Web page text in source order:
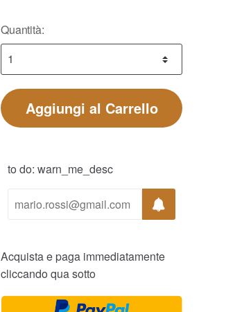
Quantità:
Aggiungi al Carrello
to do: warn_me_desc
Acquista e paga immediatamente
cliccando qua sotto